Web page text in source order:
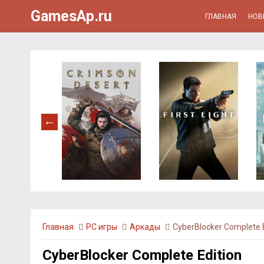
GamesAp.ru ГЛАВНАЯ
Главная PC игры Аркады CyberBlocker Complete
CyberBlocker Complete Edition